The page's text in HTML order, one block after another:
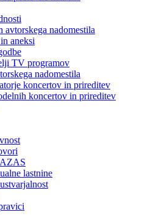
avtorskega nadomestila
aneksi
TV programov
nadomestila
koncertov in prireditev
koncertov in prireditev
lastnine